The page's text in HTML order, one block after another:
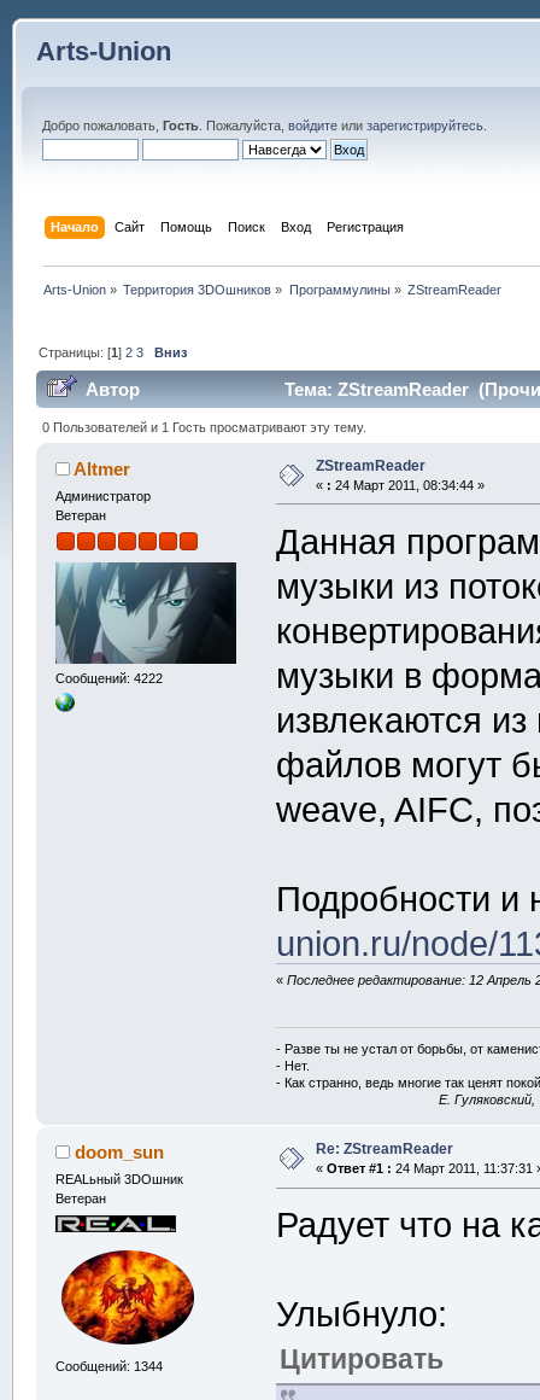
Arts-Union
Добро пожаловать, Гость. Пожалуйста, войдитеили зарегистрируйтесь.
Начало Сайт Помощь Поиск Вход Регистрация
Arts-Union » Территория 3DOшников » Программулины» ZStreamReader
Страницы: [1]2 3 Вниз
Автор Тема: ZStreamReader
0 Пользователей и 1 Гость просматривают эту тему.
Altmer
Администратор
Ветеран
Сообщений: 4222
ZStreamReader
« : 24 Март 2011, 08:34:44 »
Данная
музыки из
музыки в
извлекаются
файлов могут
weave, AIFC,
Подробности и
union.ru/node/
«Последнее редактирование: 12 Апрель
- Разве ты не устал от борьбы, от
- Нет.
- Как странно, ведь многие так ценят
E.
doom_sun
REALьный 3DOшник
Ветеран
Сообщений: 1344
Re: ZStreamReader
« Ответ #1 : 24 Март 2011, 11:37:31
Радует что на
Улыбнуло:
Цитировать